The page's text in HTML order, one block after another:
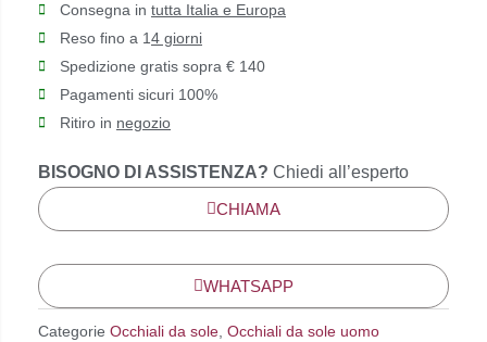
Consegna in tutta Italia e Europa
Reso fino a 14 giorni
Spedizione gratis sopra € 140
Pagamenti sicuri 100%
Ritiro in negozio
BISOGNO DI ASSISTENZA? Chiedi all’esperto
CHIAMA
WHATSAPP
Categorie Occhiali da sole, Occhiali da sole uomo